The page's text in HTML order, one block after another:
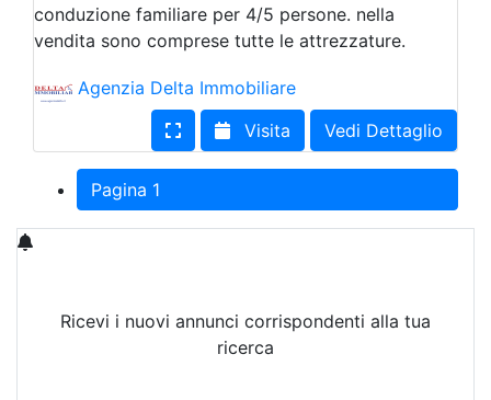
conduzione familiare per 4/5 persone. nella
vendita sono comprese tutte le attrezzature.
Agenzia Delta Immobiliare
Visita
Vedi Dettaglio
Pagina 1
Ricevi i nuovi annunci corrispondenti alla tua
ricerca